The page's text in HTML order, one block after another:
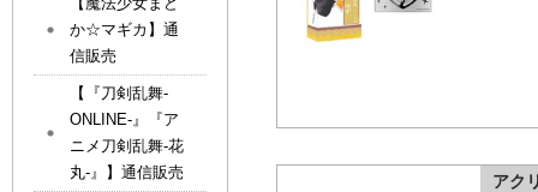
アク
か☆マギカ】通
信販売
【『刀剣乱舞-
ONLINE-』『ア
ニメ刀剣乱舞-花
丸-』】通信販売